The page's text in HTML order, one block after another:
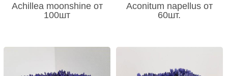
Achillea moonshine от
100шт
Aconitum napellus от
60шт.